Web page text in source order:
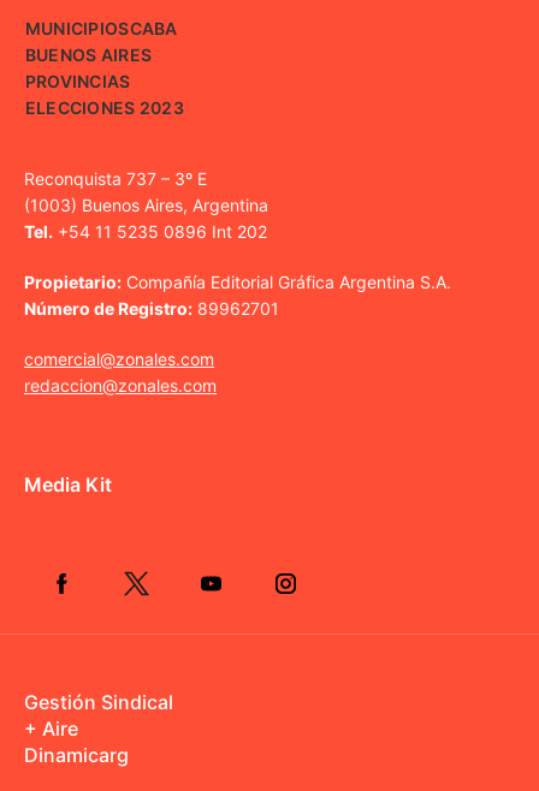
MUNICIPIOSCABA
BUENOS AIRES
PROVINCIAS
ELECCIONES 2023
Reconquista 737 – 3º E
(1003) Buenos Aires, Argentina
Tel. +54 11 5235 0896 Int 202
Propietario: Compañía Editorial Gráfica Argentina S.A.
Número de Registro: 89962701
comercial@zonales.com
redaccion@zonales.com
Media Kit
Gestión Sindical
+ Aire
Dinamicarg